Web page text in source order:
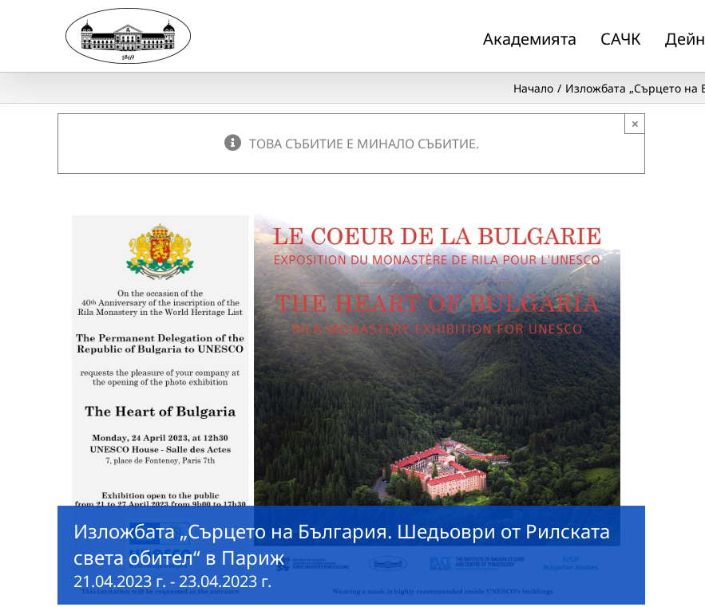
Академията САЧК
Начало Изложбата „Сърцето на
ТОВА СЪБИТИЕ Е МИНАЛО СЪБИТИЕ.
×
Изложбата „Сърцето на България. Шедьоври от Рилската
света обител“ в Париж
21.04.2023 г. - 23.04.2023 г.